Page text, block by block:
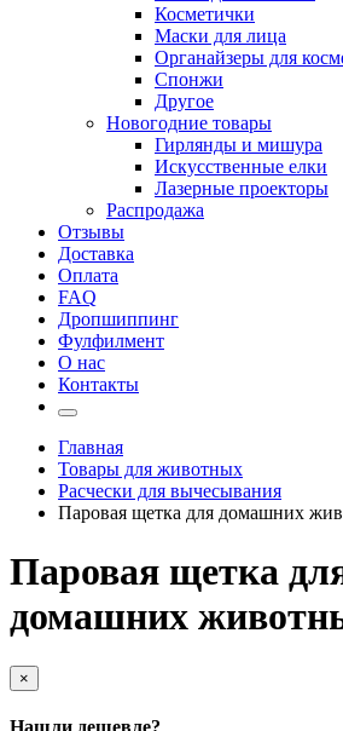
Косметички
Маски для лица
Органайзеры для
Спонжи
Другое
Новогодние товары
Гирлянды и мишура
Искусственные елки
Лазерные проекторы
Распродажа
Отзывы
Доставка
Оплата
FAQ
Дропшиппинг
Фулфилмент
О нас
Контакты
Главная
Товары для животных
Расчески для вычесывания
Паровая щетка для домашних
Паровая щетка
домашних
×